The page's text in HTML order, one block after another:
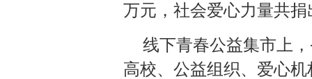
万元，社会爱心力量共
线下青春公益集市上
高校、公益组织、爱心